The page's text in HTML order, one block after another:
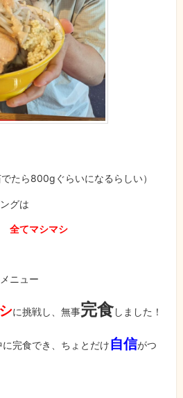
でたら800gぐらいになるらしい）
グは
全てマシマシ
メニュー
に挑戦し、無事完食しました！
に完食でき、ちょとだけ自信がつ